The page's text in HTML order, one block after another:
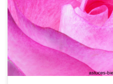
la seule dans ce cas), je
de bloguer sur la
qu’est-ce que ça peut
sur astuces bienveillantes,
le fonctionnement des
relations avec eux. »